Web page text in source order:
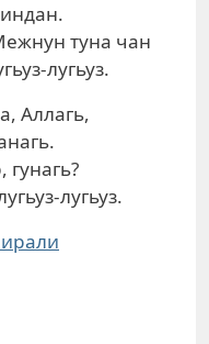
туна чан
лугьуз.
Аллагь,
гунагь?
лугьуз.